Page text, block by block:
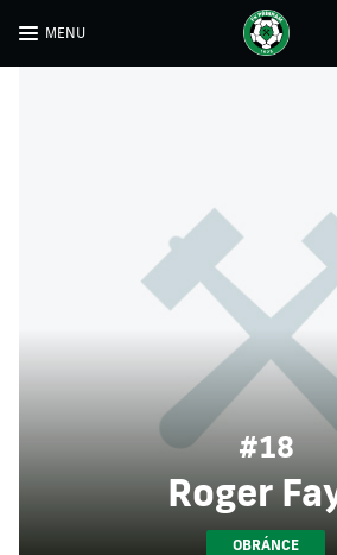
MENU
#18
Roger
OBRÁNCE